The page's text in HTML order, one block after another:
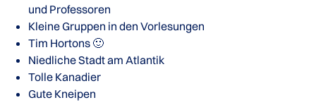
und Professoren
Kleine Gruppen in den Vorlesungen
Tim Hortons 🙂
Niedliche Stadt am Atlantik
Tolle Kanadier
Gute Kneipen